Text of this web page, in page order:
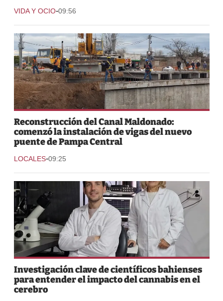
VIDA Y OCIO-09:56
Reconstrucción del Canal Maldonado:
comenzó la instalación de vigas del nuevo
puente de Pampa Central
LOCALES-09:25
Investigación clave de científicos bahienses
para entender el impacto del cannabis en el
cerebro